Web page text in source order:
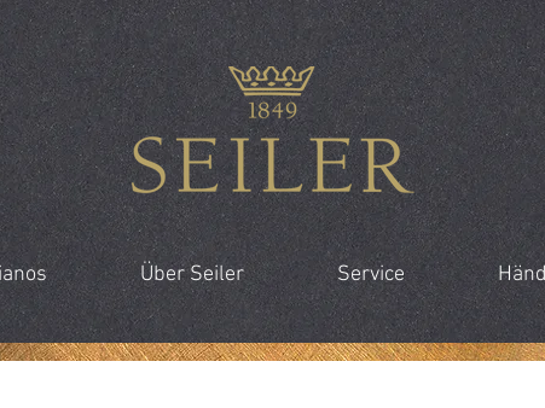
Über Seiler Service